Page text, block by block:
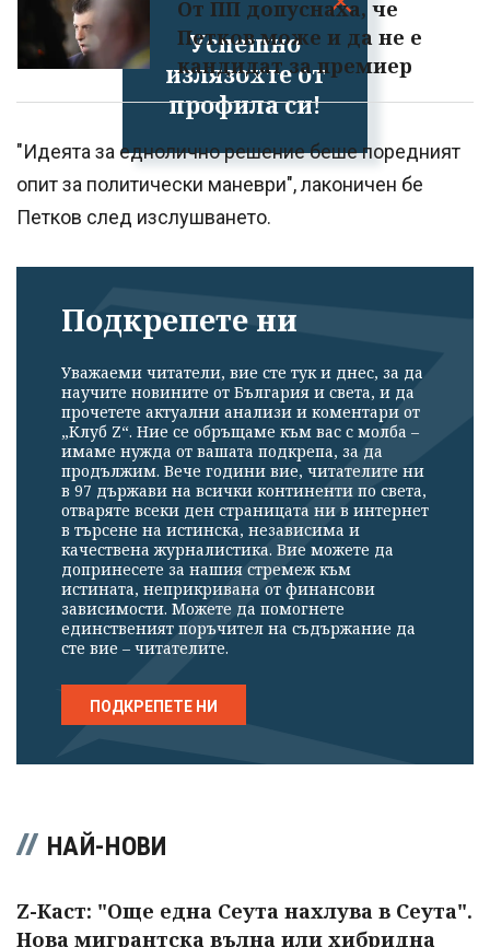
Успешно
излязохте от
профила си!
От ПП допуснаха, че
Петков може и да не е
кандидат за премиер
"Идеята за еднолично решение беше поредният
опит за политически маневри", лаконичен бе
Петков след изслушването.
Подкрепете ни
Уважаеми читатели, вие сте тук и днес, за да
научите новините от България и света, и да
прочетете актуални анализи и коментари от
„Клуб Z“. Ние се обръщаме към вас с молба –
имаме нужда от вашата подкрепа, за да
продължим. Вече години вие, читателите ни
в 97 държави на всички континенти по света,
отваряте всеки ден страницата ни в интернет
в търсене на истинска, независима и
качествена журналистика. Вие можете да
допринесете за нашия стремеж към
истината, неприкривана от финансови
зависимости. Можете да помогнете
единственият поръчител на съдържание да
сте вие – читателите.
ПОДКРЕПЕТЕ НИ
НАЙ-НОВИ
Z-Каст: "Още една Сеута нахлува в Сеута".
Нова мигрантска вълна или хибридна